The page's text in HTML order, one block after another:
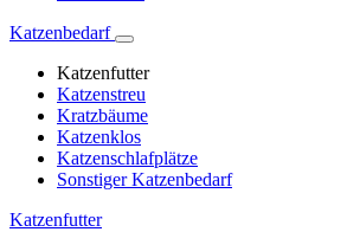
Katzenbedarf
Katzenfutter
Katzenstreu
Kratzbäume
Katzenklos
Katzenschlafplätze
Sonstiger Katzenbedarf
Katzenfutter